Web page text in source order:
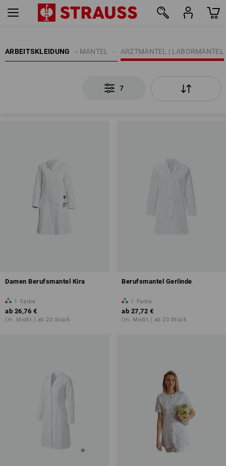
ARBEITSKLEIDUNG ARZTMÄNTEL | LABORMÄNTEL
| ARBEITSMÄNTEL
7
7
Damen Berufsmantel Kira
1 Farbe
ab 26,76 €
(m. MwSt.) ab 20 Stück
Berufsmantel Gerlinde
1 Farbe
ab 27,72 €
(m. MwSt.) ab 20 Stück